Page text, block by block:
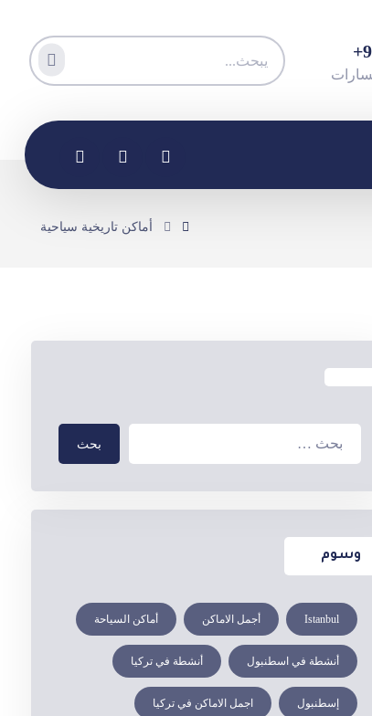
أماكن تاريخية سياحية
بحث
وسوم
Istanbul أجمل الاماكن أماكن السياحة
أنشطة في اسطنبول أنشطة في تركيا
إسطنبول اجمل الاماكن في تركيا